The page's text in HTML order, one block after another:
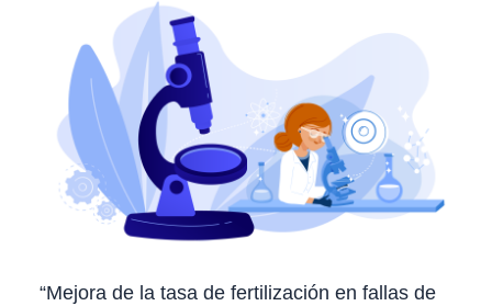
“Mejora de la tasa de fertilización en fallas de